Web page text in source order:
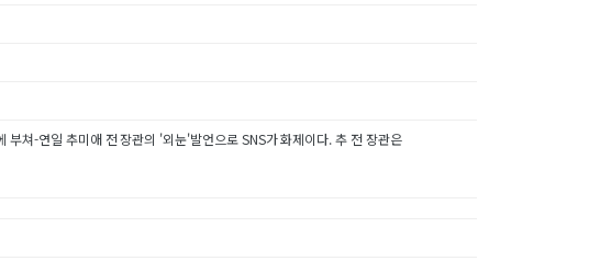
쳐-연일 추미애 전 장관의 '외눈'발언으로 SNS가 화제이다. 추 전 장관은